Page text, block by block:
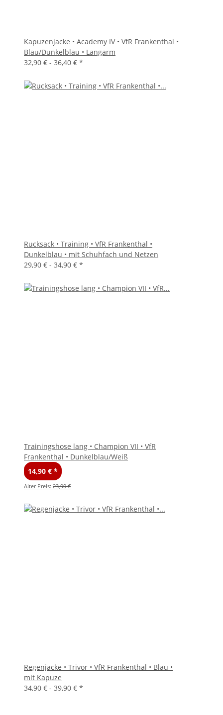
Kapuzenjacke • Academy IV • VfR Frankenthal •
Blau/Dunkelblau • Langarm
32,90 € - 36,40 € *
Rucksack • Training • VfR Frankenthal •
Dunkelblau • mit Schuhfach und Netzen
29,90 € - 34,90 € *
Trainingshose lang • Champion VII • VfR
Frankenthal • Dunkelblau/Weiß
14,90 € *
Alter Preis: 23,90 €
Regenjacke • Trivor • VfR Frankenthal • Blau •
mit Kapuze
34,90 € - 39,90 € *